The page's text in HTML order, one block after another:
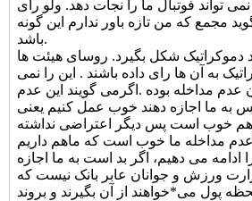
تواند فوتبال ما را نجات دهد. ولو رای
مجمع که من تازه باور ندارم این گونه
باشد.
دموکراتیک شکل بگیرد. روسای هیئت ها
به آن ها رای داده باشند . این را نمی
عدم مداخله بوده .اگرمی گویند این عدم
به ما اجازه دهند خوب عمل کنیم یعنی
خوب است پس دیگر اعتراضی نداشته
عدم مداخله ما خوب است که ماهم داریم
می دهیم، اگر بد است به ما اجازه
ورزش و جوانان عابر بانک نیست که